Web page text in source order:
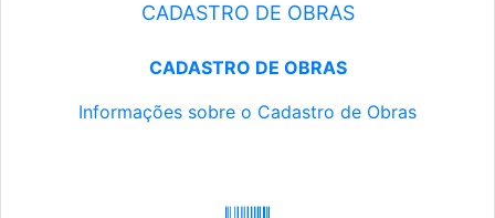
CADASTRO DE OBRAS
CADASTRO DE OBRAS
Informações sobre o Cadastro de Obras